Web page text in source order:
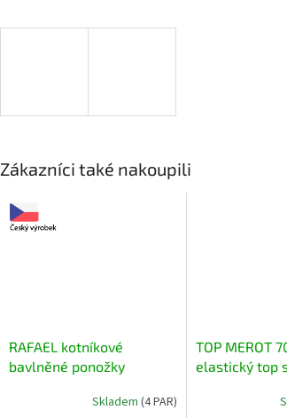
Zákazníci také nakoupili
RAFAEL kotníkové
bavlněné ponožky
Skladem (4 PAR)
TOP MEROT
elastický top